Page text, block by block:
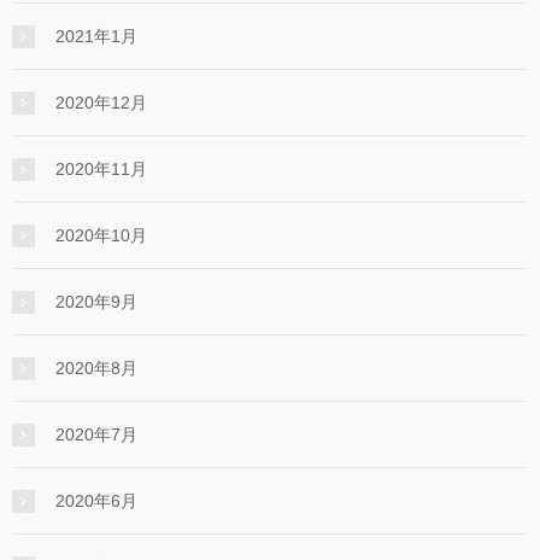
2021年1月
2020年12月
2020年11月
2020年10月
2020年9月
2020年8月
2020年7月
2020年6月